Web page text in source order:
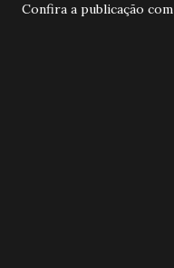
Confira a publicação